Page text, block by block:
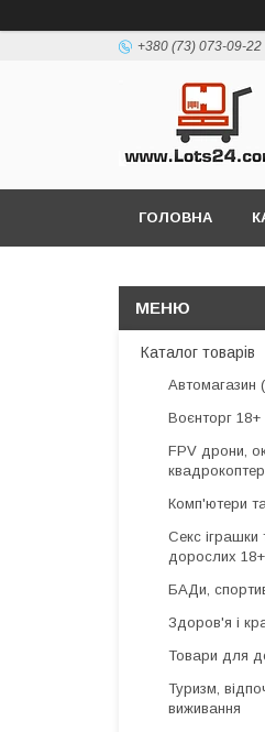
+380 (73) 073-09-22
ГОЛОВНА
Каталог товарів
Автомагазин
Воєнторг 18+
FPV дрони,
Комп'ютери
Секс іграшки
дорослих 18+
БАДи,
Здоров'я і
Товари для
Туризм,
виживання